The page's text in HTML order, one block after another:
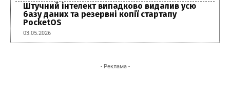
Штучний інтелект випадково видалив усю
базу даних та резервні копії стартапу
PocketOS
03.05.2026
- Реклама -